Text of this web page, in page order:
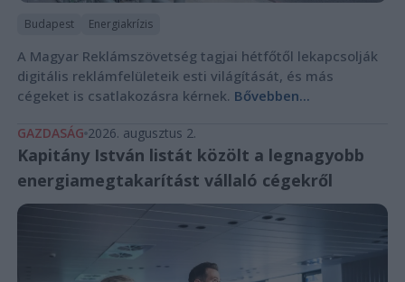
Budapest Energiakrízis
A Magyar Reklámszövetség tagjai hétfőtől lekapcsolják
digitális reklámfelületeik esti világítását, és más
cégeket is csatlakozásra kérnek. Bővebben...
GAZDASÁG 2026. augusztus 2.
Kapitány István listát közölt a legnagyobb
energiamegtakarítást vállaló cégekről